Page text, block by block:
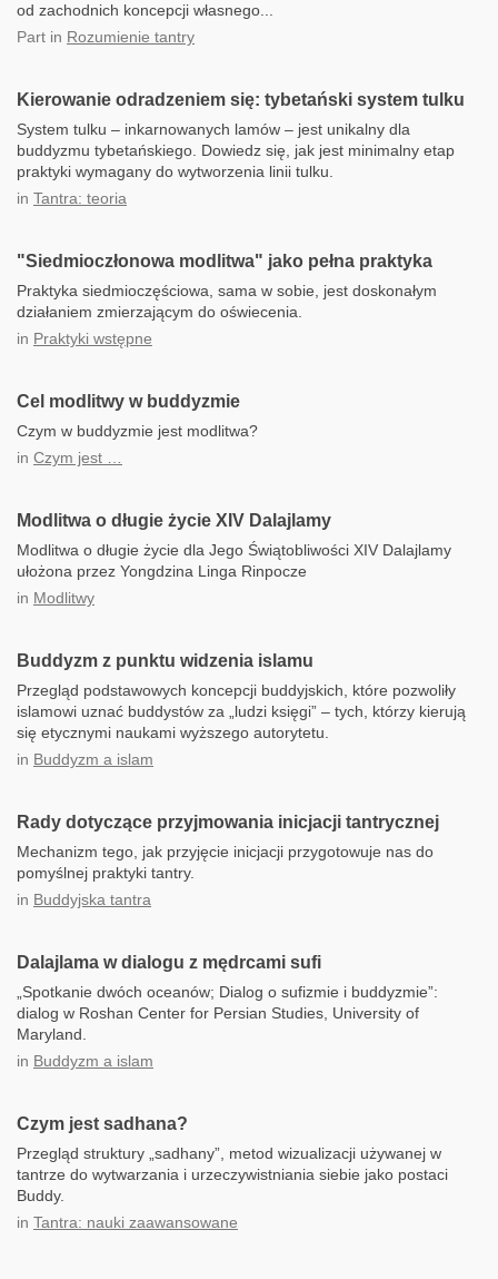
od zachodnich koncepcji własnego...
Part in Rozumienie tantry
Kierowanie odradzeniem się: tybetański system tulku
System tulku – inkarnowanych lamów – jest unikalny dla
buddyzmu tybetańskiego. Dowiedz się, jak jest minimalny etap
praktyki wymagany do wytworzenia linii tulku.
in Tantra: teoria
"Siedmioczłonowa modlitwa" jako pełna praktyka
Praktyka siedmioczęściowa, sama w sobie, jest doskonałym
działaniem zmierzającym do oświecenia.
in Praktyki wstępne
Cel modlitwy w buddyzmie
Czym w buddyzmie jest modlitwa?
in Czym jest …
Modlitwa o długie życie XIV Dalajlamy
Modlitwa o długie życie dla Jego Świątobliwości XIV Dalajlamy
ułożona przez Yongdzina Linga Rinpocze
in Modlitwy
Buddyzm z punktu widzenia islamu
Przegląd podstawowych koncepcji buddyjskich, które pozwoliły
islamowi uznać buddystów za „ludzi księgi” – tych, którzy kierują
się etycznymi naukami wyższego autorytetu.
in Buddyzm a islam
Rady dotyczące przyjmowania inicjacji tantrycznej
Mechanizm tego, jak przyjęcie inicjacji przygotowuje nas do
pomyślnej praktyki tantry.
in Buddyjska tantra
Dalajlama w dialogu z mędrcami sufi
„Spotkanie dwóch oceanów; Dialog o sufizmie i buddyzmie”:
dialog w Roshan Center for Persian Studies, University of
Maryland.
in Buddyzm a islam
Czym jest sadhana?
Przegląd struktury „sadhany”, metod wizualizacji używanej w
tantrze do wytwarzania i urzeczywistniania siebie jako postaci
Buddy.
in Tantra: nauki zaawansowane